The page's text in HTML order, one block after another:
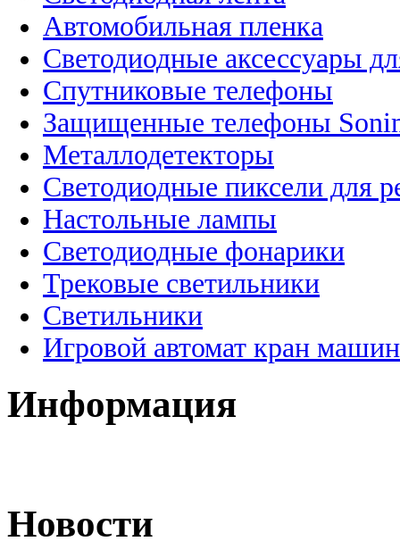
Автомобильная пленка
Светодиодные аксессуары
Спутниковые телефоны
Защищенные телефоны
Металлодетекторы
Светодиодные пиксели для
Настольные лампы
Светодиодные фонарики
Трековые светильники
Светильники
Игровой автомат кран
Информация
Новости